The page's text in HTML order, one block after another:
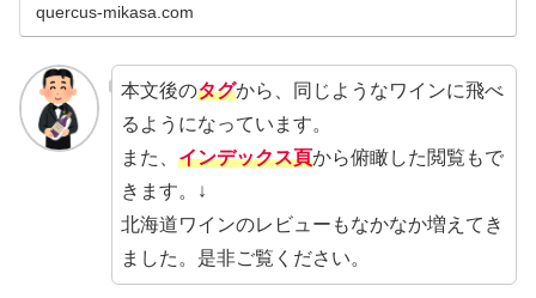
quercus-mikasa.com
本文後のタグから、同じようなワインに飛べ
るようになっています。
また、 インデックス頁から俯瞰した閲覧もで
きます。↓
北海道ワインのレビューもなかなか増えてき
ました。是非ご覧ください。